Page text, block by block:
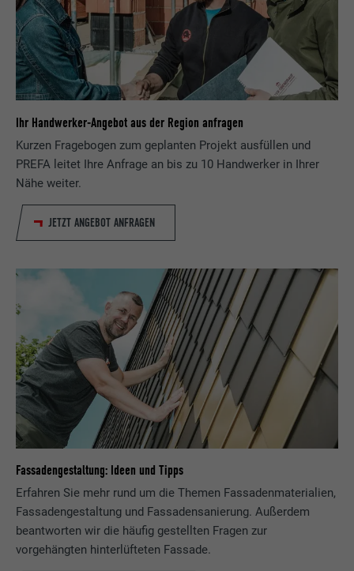
Ihr Handwerker-Angebot aus der Region anfragen
Kurzen Fragebogen zum geplanten Projekt ausfüllen und
PREFA leitet Ihre Anfrage an bis zu 10 Handwerker in Ihrer
Nähe weiter.
JETZT ANGEBOT ANFRAGEN
Fassadengestaltung: Ideen und Tipps
Erfahren Sie mehr rund um die Themen Fassadenmaterialien,
Fassadengestaltung und Fassadensanierung. Außerdem
beantworten wir die häufig gestellten Fragen zur
vorgehängten hinterlüfteten Fassade.